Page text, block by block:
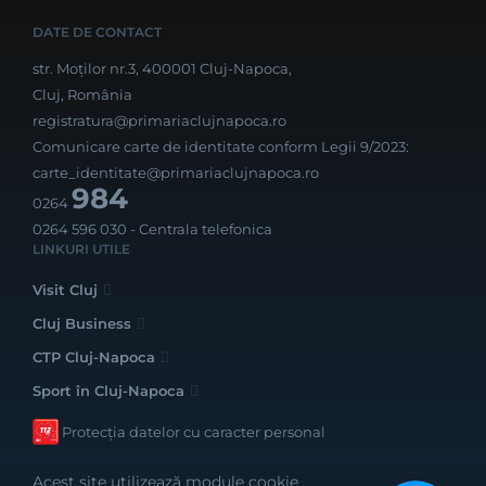
DATE DE CONTACT
str. Moților nr.3, 400001 Cluj-Napoca,
Cluj, România
registratura@primariaclujnapoca.ro
Comunicare carte de identitate conform Legii 9/2023:
carte_identitate@primariaclujnapoca.ro
0264984
0264 596 030 - Centrala telefonica
LINKURI UTILE
Visit Cluj
Cluj Business
CTP Cluj-Napoca
Sport în Cluj-Napoca
Protecția datelor cu caracter personal
Acest site utilizează module cookie